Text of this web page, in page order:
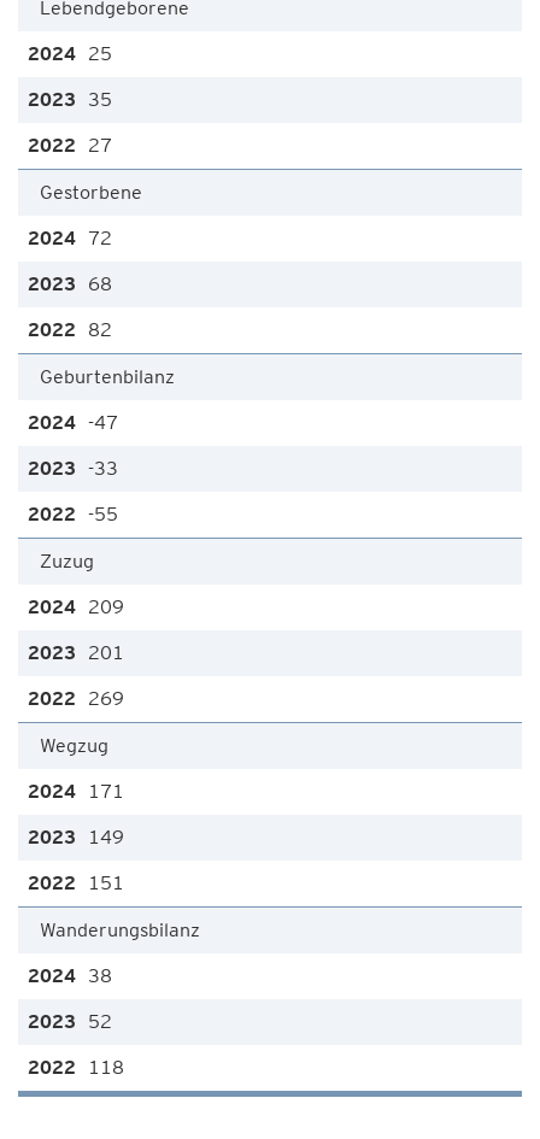
Lebendgeborene
25
35
27
Gestorbene
72
68
82
Geburtenbilanz
-47
-33
-55
Zuzug
209
201
269
Wegzug
171
149
151
Wanderungsbilanz
38
52
118